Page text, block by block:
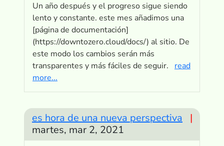
Un año después y el progreso sigue siendo
lento y constante. este mes añadimos una
[página de documentación]
(https://downtozero.cloud/docs/) al sitio. De
este modo los cambios serán más
transparentes y más fáciles de seguir.
read
more...
es hora de una nueva perspectiva
|
martes, mar 2, 2021